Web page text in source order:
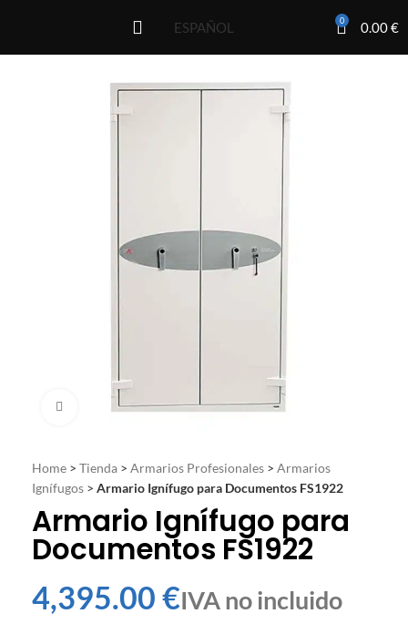
ESPAÑOL 0 0.00€
Click to enlarge
Home > Tienda > Armarios Profesionales > Armarios
Ignífugos > Armario Ignífugo para Documentos FS1922
Armario Ignífugo para
Documentos FS1922
€